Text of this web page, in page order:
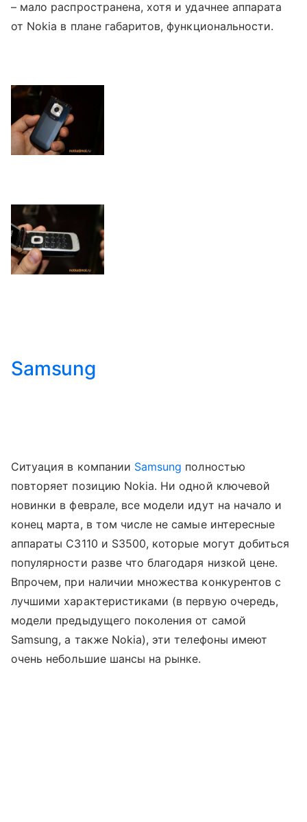
– мало распространена, хотя и удачнее аппарата
от Nokia в плане габаритов, функциональности.
Samsung
Ситуация в компании Samsung полностью
повторяет позицию Nokia. Ни одной ключевой
новинки в феврале, все модели идут на начало и
конец марта, в том числе не самые интересные
аппараты С3110 и S3500, которые могут добиться
популярности разве что благодаря низкой цене.
Впрочем, при наличии множества конкурентов с
лучшими характеристиками (в первую очередь,
модели предыдущего поколения от самой
Samsung, а также Nokia), эти телефоны имеют
очень небольшие шансы на рынке.